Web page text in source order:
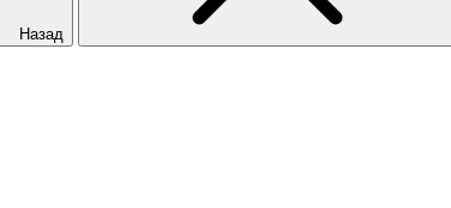
Назад